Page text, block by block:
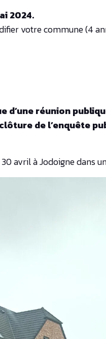
2024.
votre commune (4
d’une réunion
de l’enquête
avril à Jodoigne dans